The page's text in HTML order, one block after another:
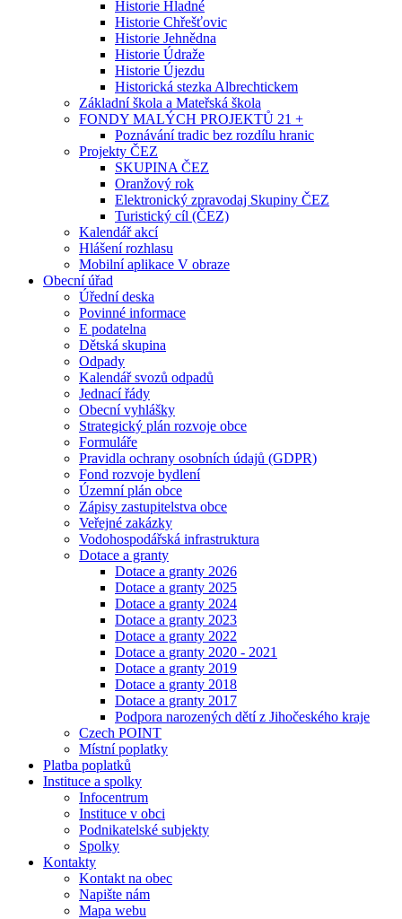
Historie Hladné
Historie Chřešťovic
Historie Jehnědna
Historie Údraže
Historie Újezdu
Historická stezka Albrechtickem
Základní škola a Mateřská škola
FONDY MALÝCH PROJEKTŮ 21 +
Poznávání tradic bez rozdílu hranic
Projekty ČEZ
SKUPINA ČEZ
Oranžový rok
Elektronický zpravodaj Skupiny ČEZ
Turistický cíl (ČEZ)
Kalendář akcí
Hlášení rozhlasu
Mobilní aplikace V obraze
Obecní úřad
Úřední deska
Povinné informace
E podatelna
Dětská skupina
Odpady
Kalendář svozů odpadů
Jednací řády
Obecní vyhlášky
Strategický plán rozvoje obce
Formuláře
Pravidla ochrany osobních údajů (GDPR)
Fond rozvoje bydlení
Územní plán obce
Zápisy zastupitelstva obce
Veřejné zakázky
Vodohospodářská infrastruktura
Dotace a granty
Dotace a granty 2026
Dotace a granty 2025
Dotace a granty 2024
Dotace a granty 2023
Dotace a granty 2022
Dotace a granty 2020 - 2021
Dotace a granty 2019
Dotace a granty 2018
Dotace a granty 2017
Podpora narozených dětí z Jihočeského kraje
Czech POINT
Místní poplatky
Platba poplatků
Instituce a spolky
Infocentrum
Instituce v obci
Podnikatelské subjekty
Spolky
Kontakty
Kontakt na obec
Napište nám
Mapa webu